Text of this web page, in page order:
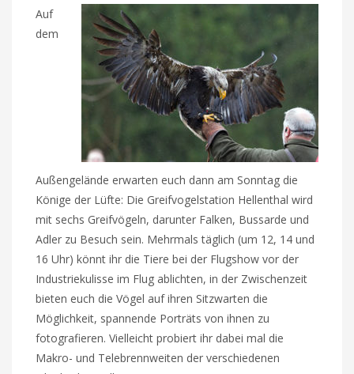
Auf
dem
Außengelände erwarten euch dann am Sonntag die
Könige der Lüfte: Die Greifvogelstation Hellenthal wird
mit sechs Greifvögeln, darunter Falken, Bussarde und
Adler zu Besuch sein. Mehrmals täglich (um 12, 14 und
16 Uhr) könnt ihr die Tiere bei der Flugshow vor der
Industriekulisse im Flug ablichten, in der Zwischenzeit
bieten euch die Vögel auf ihren Sitzwarten die
Möglichkeit, spannende Porträts von ihnen zu
fotografieren. Vielleicht probiert ihr dabei mal die
Makro- und Telebrennweiten der verschiedenen